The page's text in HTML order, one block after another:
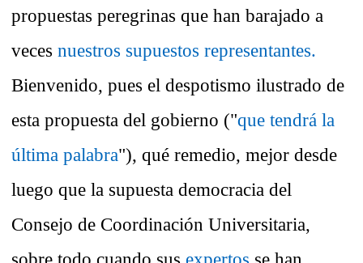
propuestas peregrinas que han barajado a
veces nuestros supuestos representantes.
Bienvenido, pues el despotismo ilustrado de
esta propuesta del gobierno ("que tendrá la
última palabra"), qué remedio, mejor desde
luego que la supuesta democracia del
Consejo de Coordinación Universitaria,